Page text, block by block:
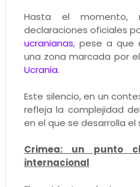
Hasta el
declaraciones oficiales
ucranianas, pese a que
una zona marcada por
Ucrania.
Este silencio, en un
refleja la complejidad
en el que se desarrolla el
Crimea: un punto
internacional